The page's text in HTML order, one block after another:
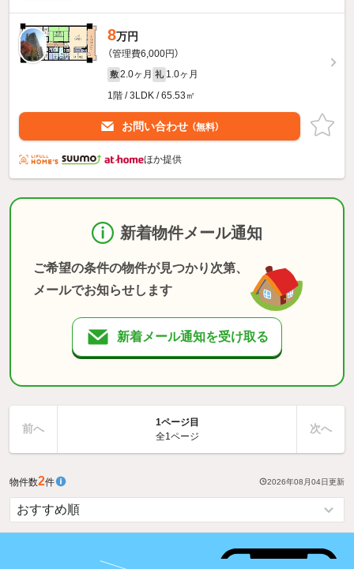
8万円
（管理費6,000円）
敷 2.0ヶ月 礼 1.0ヶ月
1階 / 3LDK / 65.53㎡
お問い合わせ （無料）
ほか提供
新着物件メール通知
ご希望の条件の物件が見つかり次第、
メールでお知らせします
新着メール通知を受け取る
前へ
1ページ目
全1ページ
次へ
物件数2件 2026年08月04日更新